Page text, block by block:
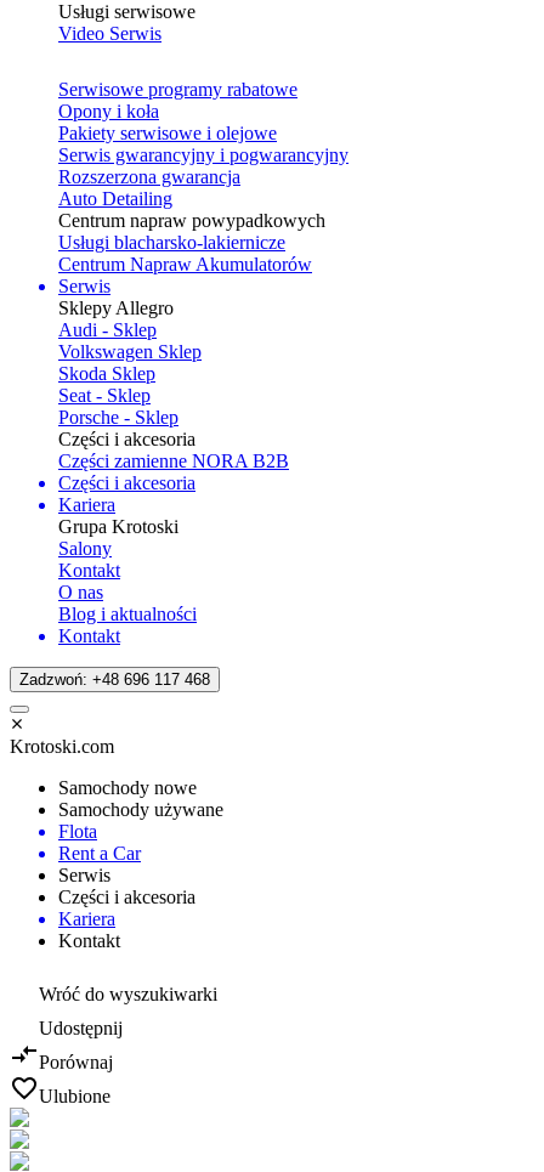
Usługi serwisowe
Video Serwis
Serwisowe programy rabatowe
Opony i koła
Pakiety serwisowe i olejowe
Serwis gwarancyjny i pogwarancyjny
Rozszerzona gwarancja
Auto Detailing
Centrum napraw powypadkowych
Usługi blacharsko-lakiernicze
Centrum Napraw Akumulatorów
Serwis
Sklepy Allegro
Audi - Sklep
Volkswagen Sklep
Skoda Sklep
Seat - Sklep
Porsche - Sklep
Części i akcesoria
Części zamienne NORA B2B
Części i akcesoria
Kariera
Grupa Krotoski
Salony
Kontakt
O nas
Blog i aktualności
Kontakt
Zadzwoń: +48 696 117 468
Krotoski.com
Samochody nowe
Samochody używane
Flota
Rent a Car
Serwis
Części i akcesoria
Kariera
Kontakt
Wróć do wyszukiwarki
Udostępnij
Porównaj
Ulubione